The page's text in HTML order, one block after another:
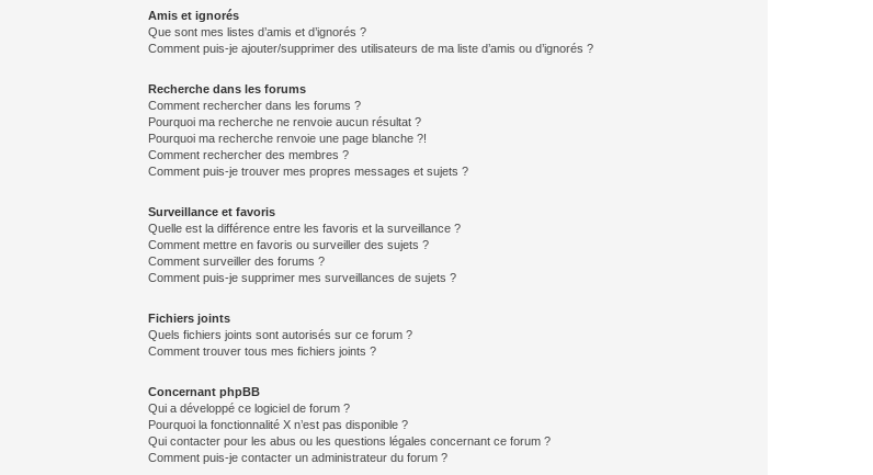
Amis et ignorés
Que sont mes listes d’amis et d’ignorés ?
Comment puis-je ajouter/supprimer des utilisateurs de ma liste d’amis ou d’ignorés ?
Recherche dans les forums
Comment rechercher dans les forums ?
Pourquoi ma recherche ne renvoie aucun résultat ?
Pourquoi ma recherche renvoie une page blanche ?!
Comment rechercher des membres ?
Comment puis-je trouver mes propres messages et sujets ?
Surveillance et favoris
Quelle est la différence entre les favoris et la surveillance ?
Comment mettre en favoris ou surveiller des sujets ?
Comment surveiller des forums ?
Comment puis-je supprimer mes surveillances de sujets ?
Fichiers joints
Quels fichiers joints sont autorisés sur ce forum ?
Comment trouver tous mes fichiers joints ?
Concernant phpBB
Qui a développé ce logiciel de forum ?
Pourquoi la fonctionnalité X n’est pas disponible ?
Qui contacter pour les abus ou les questions légales concernant ce forum ?
Comment puis-je contacter un administrateur du forum ?